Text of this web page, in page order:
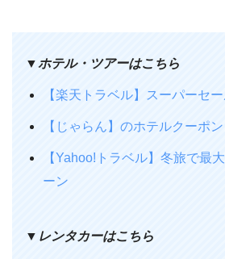
▼ホテル・ツアーはこちら
【楽天トラベル】スーパーセ
【じゃらん】のホテルクーポ
【Yahoo!トラベル】冬旅で最
ーン
▼レンタカーはこちら